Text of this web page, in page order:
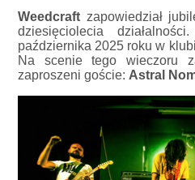
Weedcraft zapowiedział
dziesięciolecia
października 2025 roku w
Na scenie tego wieczoru
zaproszeni goście: Astral